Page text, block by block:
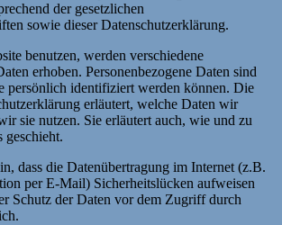
der gesetzlichen
sowie dieser Datenschutzerklärung.
benutzen, werden verschiedene
erhoben. Personenbezogene Daten sind
persönlich identifiziert werden können. Die
erläutert, welche Daten wir
sie nutzen. Sie erläutert auch, wie und zu
geschieht.
dass die Datenübertragung im Internet (z.B.
per E-Mail) Sicherheitslücken aufweisen
Schutz der Daten vor dem Zugriff durch